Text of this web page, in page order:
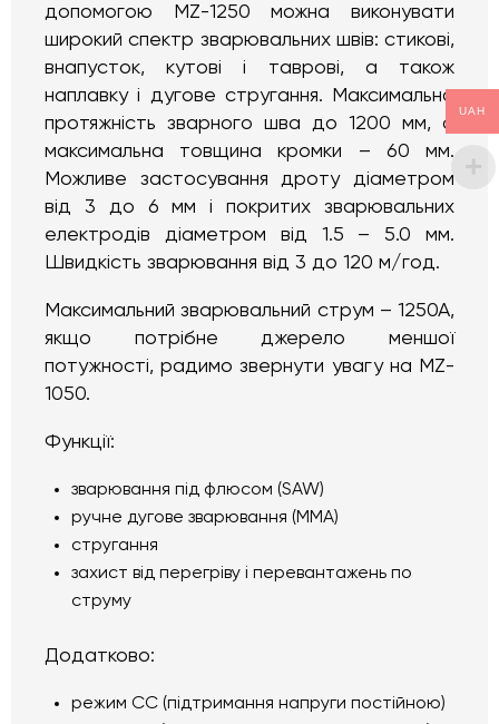
допомогою MZ-1250 можна виконувати
широкий спектр зварювальних швів: стикові,
внапусток, кутові і таврові, а також
наплавку і дугове стругання. Максимальна
протяжність зварного шва до 1200 мм, а
максимальна товщина кромки – 60 мм.
Можливе застосування дроту діаметром
від 3 до 6 мм і покритих зварювальних
електродів діаметром від 1.5 – 5.0 мм.
Швидкість зварювання від 3 до 120 м/год.
Максимальний зварювальний струм – 1250А,
якщо потрібне джерело меншої
потужності, радимо звернути увагу на MZ-
1050.
Функції:
зварювання під флюсом (SAW)
ручне дугове зварювання (MMA)
стругання
захист від перегріву і перевантажень по
струму
Додатково:
режим СС (підтримання напруги постійною)
UAH